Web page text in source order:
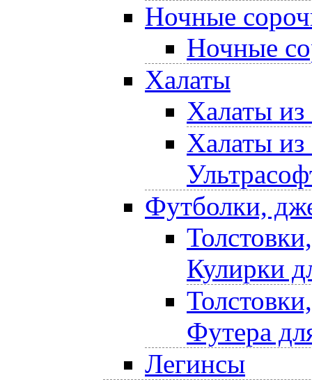
Ночные
Ночные
Халаты
Халаты из
Халаты
Футболки,
Кулирки
Футера
Легинсы